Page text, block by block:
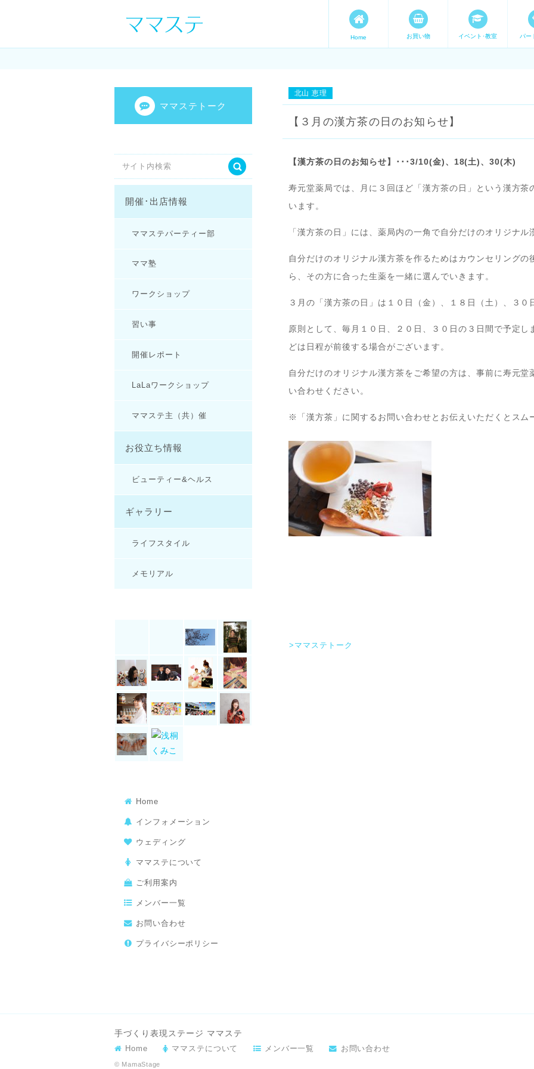
Home お買い物 イベント･教室 パー
北山 恵理
【３月の漢方茶の日のお知らせ】
【漢方茶の日のお知らせ】･･･3/10(金)、18(土)、30(木)
寿元堂薬局では、月に３回ほど「漢方茶の日」という漢方
います。
「漢方茶の日」には、薬局内の一角で自分だけのオリジナ
自分だけのオリジナル漢方茶を作るためはカウンセリング
ら、その方に合った生薬を一緒に選んでいきます。
３月の「漢方茶の日」は１０日（金）、１８日（土）、３０
原則として、毎月１０日、２０日、３０日の３日間で予定
どは日程が前後する場合がございます。
自分だけのオリジナル漢方茶をご希望の方は、事前に寿元
い合わせください。
※「漢方茶」に関するお問い合わせとお伝えいただくとスム
>ママステトーク
ママステトーク
開催･出店情報
ママステパーティー部
ママ塾
ワークショップ
習い事
開催レポート
LaLaワークショップ
ママステ主（共）催
お役立ち情報
ビューティー&ヘルス
ギャラリー
ライフスタイル
メモリアル
Home
インフォメーション
ウェディング
ママステについて
ご利用案内
メンバー一覧
お問い合わせ
プライバシーポリシー
手づくり表現ステージ ママステ
Home ママステについて メンバー一覧 お問い合わせ
© MamaStage